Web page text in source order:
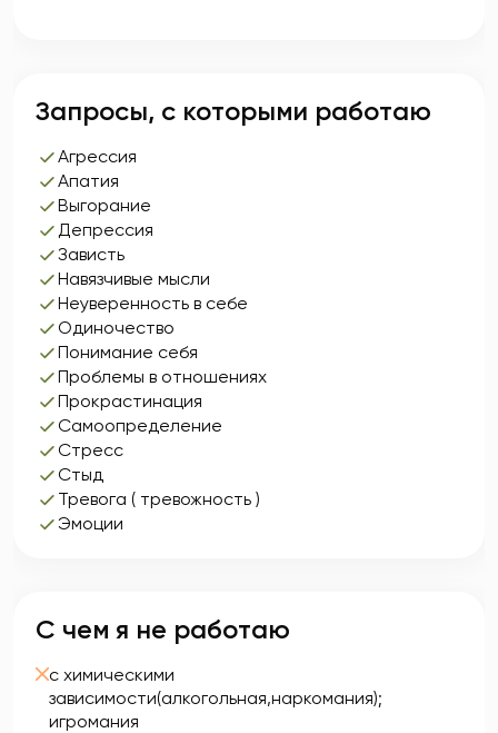
Запросы, с которыми работаю
Агрессия
Апатия
Выгорание
Депрессия
Зависть
Навязчивые мысли
Неуверенность в себе
Одиночество
Понимание себя
Проблемы в отношениях
Прокрастинация
Самоопределение
Стресс
Стыд
Тревога ( тревожность )
Эмоции
С чем я не работаю
с химическими
зависимости(алкогольная,наркомания);
игромания